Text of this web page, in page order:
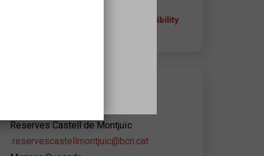
+ info about the space and accessibility
Reserves Castell de Montjuïc
reservescastellmontjuic@bcn.cat